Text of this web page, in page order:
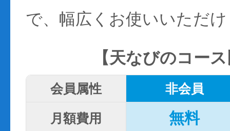
で、幅広くお使いいただ
【天なびのコー
会員属性 非会員
月額費用 無料